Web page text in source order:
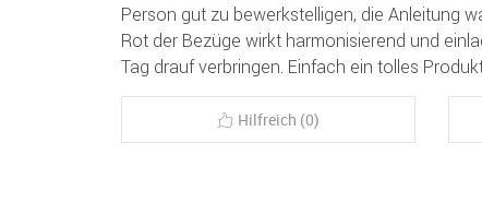
Person gut zu bewerkstelligen, die Anleitung
Rot der Bezüge wirkt harmonisierend und
Tag drauf verbringen. Einfach ein tolles
Hilfreich (0)